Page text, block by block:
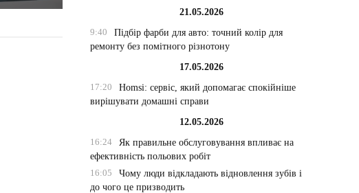
21.05.2026
9:40
Підбір фарби для авто: точний колір для
ремонту без помітного різнотону
17.05.2026
17:20
Homsi: сервіс, який допомагає спокійніше
вирішувати домашні справи
12.05.2026
16:24
Як правильне обслуговування впливає на
ефективність польових робіт
16:05
Чому люди відкладають відновлення зубів і
до чого це призводить